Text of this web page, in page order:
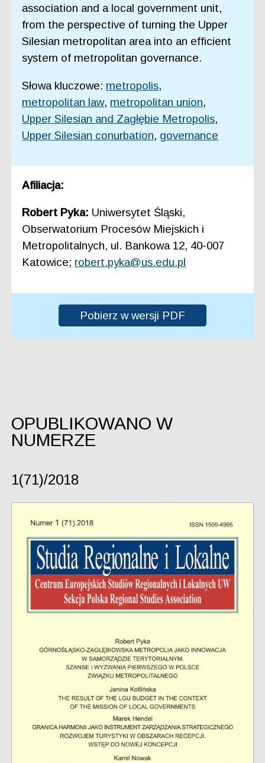
association and a local government unit,
from the perspective of turning the Upper
Silesian metropolitan area into an efficient
system of metropolitan governance.
Słowa kluczowe: metropolis,
metropolitan law, metropolitan union,
Upper Silesian and Zagłębie Metropolis,
Upper Silesian conurbation, governance
Afiliacja:
Robert Pyka: Uniwersytet Śląski,
Obserwatorium Procesów Miejskich i
Metropolitalnych, ul. Bankowa 12, 40-007
Katowice; robert.pyka@us.edu.pl
Pobierz w wersji PDF
OPUBLIKOWANO W
NUMERZE
1(71)/2018